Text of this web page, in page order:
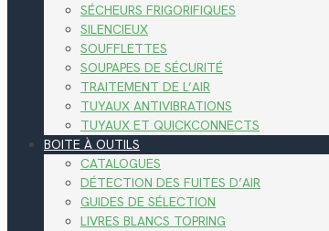
SÉCHEURS FRIGORIFIQUES
SILENCIEUX
SOUFFLETTES
SOUPAPES DE SÉCURITÉ
TRAITEMENT DE L’AIR
TUYAUX ANTIVIBRATIONS
TUYAUX ET QUICKCONNECTS
BOITE À OUTILS
CATALOGUES
DÉTECTION DES FUITES D’AIR
GUIDES DE SÉLECTION
LIVRES BLANCS TOPRING